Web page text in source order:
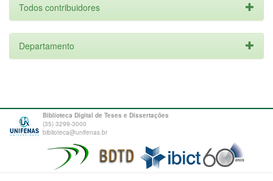
Todos contribuidores
Departamento
Biblioteca Digital de Teses e Dissertações
(35) 3299-3000
biblioteca@unifenas.br